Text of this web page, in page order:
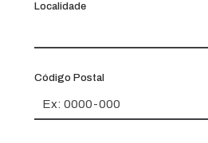
Localidade
Código Postal